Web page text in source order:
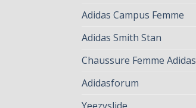
Adidas Campus Femme
Adidas Smith Stan
Chaussure Femme Adidas
Adidasforum